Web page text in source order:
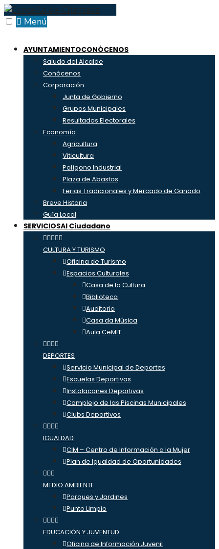
Skip
to
Menú
AYUNTAMIENTOCONÓCENOS
Saludo del Alcalde
Conócenos
Corporación
Junta de Gobierno
Grupos Municipales
Resultados Electorales
Economía
Agricultura
Viticultura
Polígono Industrial
Plaza de Abastos
Ferias Tradicionales y Mercado de Ganado
Breve Historia
Guía Local
SERVICIOSAl Ciudadano
CULTURA Y TURISMO
Oficina de Turismo
Espacios Culturales
Casa de la Cultura
Biblioteca
Auditorio
Casa da Música
Aula CeMIT
DEPORTES
Servicio Municipal de Deportes
Escuelas Deportivas
Instalacones Deportivas
Complejo de las Piscinas Municipales
Clubs Deportivos
IGUALDAD
CIM – Centro de Información a la Mujer
Plan de Igualdad de Oportunidades
MEDIO AMBIENTE
Parques y Jardines
Punto Limpio
EDUCACIÓN Y JUVENTUD
Oficina de Información Juvenil